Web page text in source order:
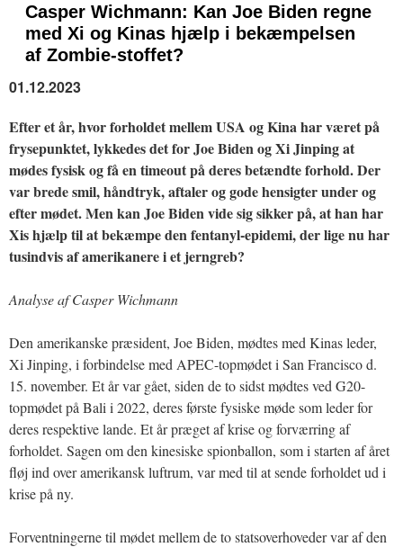
Casper Wichmann: Kan Joe Biden regne
med Xi og Kinas hjælp i bekæmpelsen
af Zombie-stoffet?
01.12.2023
Efter et år, hvor forholdet mellem USA og Kina har været på
frysepunktet, lykkedes det for Joe Biden og Xi Jinping at
mødes fysisk og få en timeout på deres betændte forhold. Der
var brede smil, håndtryk, aftaler og gode hensigter under og
efter mødet. Men kan Joe Biden vide sig sikker på, at han har
Xis hjælp til at bekæmpe den fentanyl-epidemi, der lige nu har
tusindvis af amerikanere i et jerngreb?
Analyse af Casper Wichmann
Den amerikanske præsident, Joe Biden, mødtes med Kinas leder,
Xi Jinping, i forbindelse med APEC-topmødet i San Francisco d.
15. november. Et år var gået, siden de to sidst mødtes ved G20-
topmødet på Bali i 2022, deres første fysiske møde som leder for
deres respektive lande. Et år præget af krise og forværring af
forholdet. Sagen om den kinesiske spionballon, som i starten af året
fløj ind over amerikansk luftrum, var med til at sende forholdet ud i
krise på ny.
Forventningerne til mødet mellem de to statsoverhoveder var af den